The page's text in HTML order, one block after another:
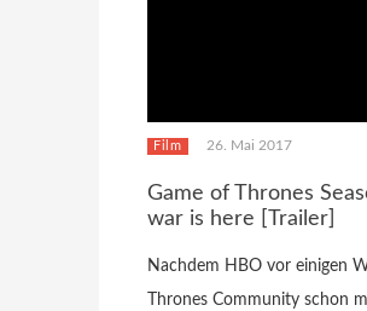
Film 26. Mai 2017
Game of Thrones
war is here [Trailer]
Nachdem HBO vor einigen
Thrones Community schon